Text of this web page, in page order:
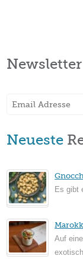
Newsletter
Neueste
Es gibt
Auf